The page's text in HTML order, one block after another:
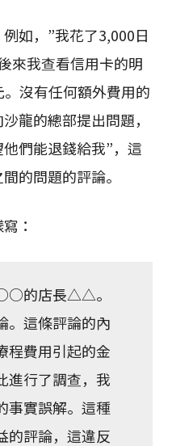
如，”我花了3,000日
來我查看信用卡的明
沒有任何額外費用的
龍的總部提出問題，
們能退錢給我”，這
的問題的評論。
：
的店長△△。
。這條評論的內
程費用引起的金
進行了調查，我
事實誤解。這種
的評論，這違反